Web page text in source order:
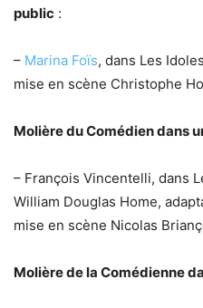
public :
– Marina Foïs, dans Les
mise en scène Christophe
Molière du Comédien dans
– François Vincentelli, dans
William Douglas Home,
mise en scène Nicolas
Molière de la Comédienne